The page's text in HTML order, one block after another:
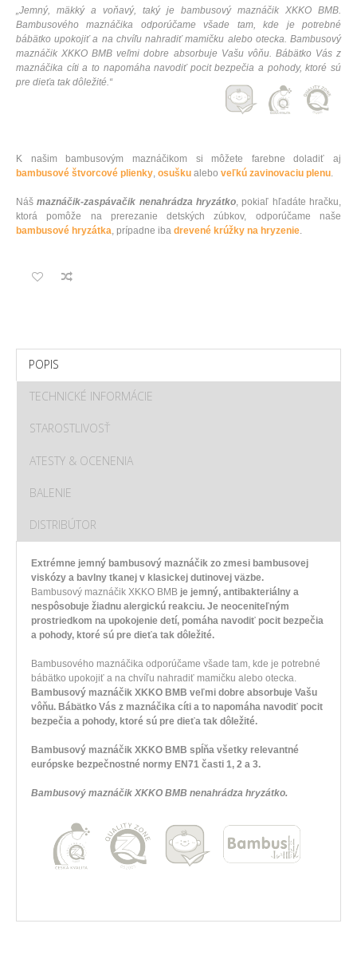
„Jemný, mäkký a voňavý, taký je bambusový maznáčik XKKO BMB.
Bambusového maznáčika odporúčame všade tam, kde je potrebné
bábätko upokojiť a na chvíľu nahradiť mamičku alebo otecka. Bambusový
maznáčik XKKO BMB veľmi dobre absorbuje Vašu vôňu. Bábätko Vás z
maznáčika cíti a to napomáha navodiť pocit bezpečia a pohody, ktoré sú
pre dieťa tak dôležité.“
K našim bambusovým maznáčikom si môžete farebne doladiť aj
bambusové štvorcové plienky, osušku alebo veľkú zavinovaciu plenu.
Náš maznáčik-zaspávačik nenahrádza hryzátko, pokiaľ hľadáte hračku,
ktorá pomôže na prerezanie detských zúbkov, odporúčame naše
bambusové hryzátka, prípadne iba drevené krúžky na hryzenie.
POPIS
TECHNICKÉ INFORMÁCIE
STAROSTLIVOSŤ
ATESTY & OCENENIA
BALENIE
DISTRIBÚTOR
Extrémne jemný bambusový maznáčik zo zmesi bambusovej
viskózy a bavlny tkanej v klasickej dutinovej väzbe.
Bambusový maznáčik XKKO BMB je jemný, antibakteriálny a
nespôsobuje žiadnu alergickú reakciu. Je neoceniteľným
prostriedkom na upokojenie detí, pomáha navodiť pocit bezpečia
a pohody, ktoré sú pre dieťa tak dôležité.
Bambusového maznáčika odporúčame všade tam, kde je potrebné
bábätko upokojiť a na chvíľu nahradiť mamičku alebo otecka.
Bambusový maznáčik XKKO BMB veľmi dobre absorbuje Vašu
vôňu. Bábätko Vás z maznáčika cíti a to napomáha navodiť pocit
bezpečia a pohody, ktoré sú pre dieťa tak dôležité.
Bambusový maznáčik XKKO BMB spĺňa všetky relevantné
európske bezpečnostné normy EN71 časti 1, 2 a 3.
Bambusový maznáčik XKKO BMB nenahrádza hryzátko.